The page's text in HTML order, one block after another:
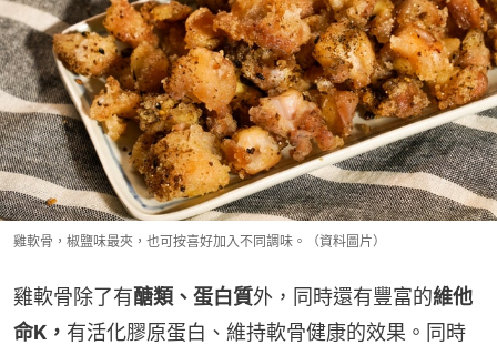
雞軟骨，椒鹽味最夾，也可按喜好加入不同調味。（資料圖片）
雞軟骨除了有醣類、蛋白質外，同時還有豐富的維他
命K， 有活化膠原蛋白、維持軟骨健康的效果。同時